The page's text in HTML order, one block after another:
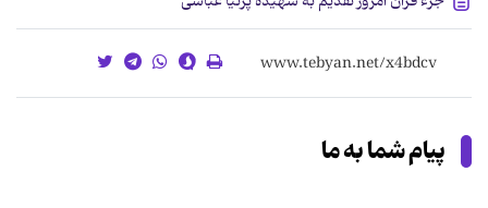
پیام شما به ما